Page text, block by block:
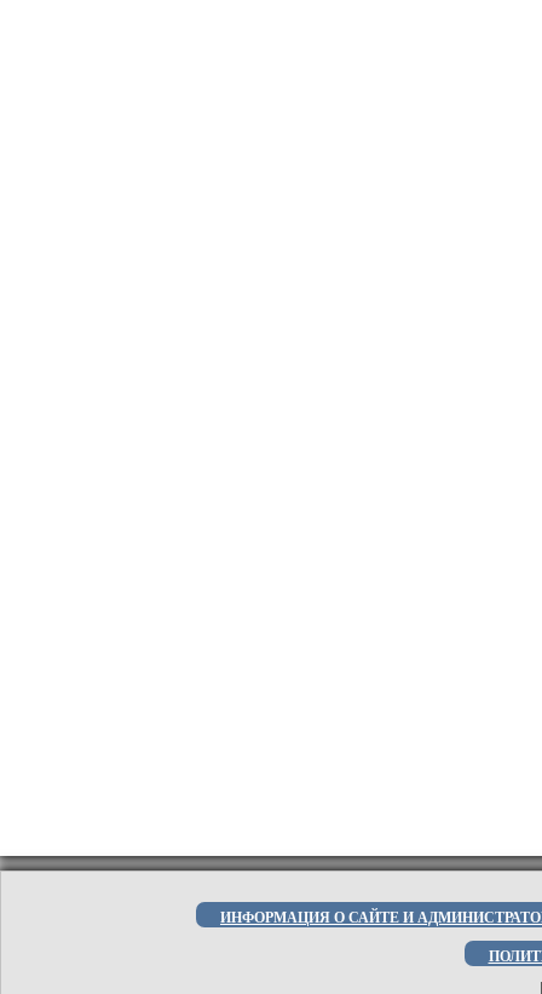
ИНФОРМАЦИЯ О САЙТЕ И